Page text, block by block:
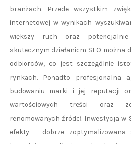
branżach. Przede wszystkim
internetowej w wynikach
większy ruch oraz
skutecznym działaniom SEO można
odbiorców, co jest szczególnie
rynkach. Ponadto profesjonalna
budowaniu marki i jej reputacji
wartościowych treści oraz
renomowanych źródeł. Inwestycja w
efekty – dobrze